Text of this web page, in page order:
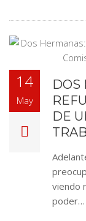
14
May
DOS
DE
viendo
poder…